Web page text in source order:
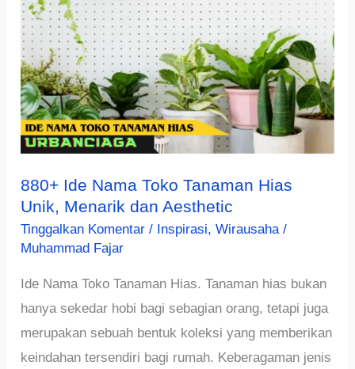
880+ Ide Nama Toko Tanaman Hias
Unik, Menarik dan Aesthetic
Tinggalkan Komentar / Inspirasi,Wirausaha/
Muhammad Fajar
Ide Nama Toko Tanaman Hias. Tanaman hias bukan
hanya sekedar hobi bagi sebagian orang, tetapi juga
merupakan sebuah bentuk koleksi yang memberikan
keindahan tersendiri bagi rumah. Keberagaman jenis